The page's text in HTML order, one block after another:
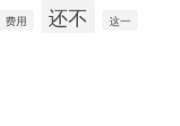
费用 还不 这一